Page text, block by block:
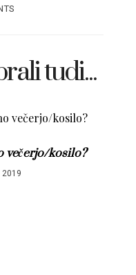
tudi...
večerjo/kosilo?
2019